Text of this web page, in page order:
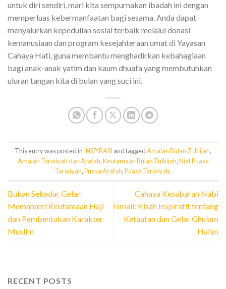
untuk diri sendiri, mari kita sempurnakan ibadah ini dengan
memperluas kebermanfaatan bagi sesama. Anda dapat
menyalurkan kepedulian sosial terbaik melalui donasi
kemanusiaan dan program kesejahteraan umat di Yayasan
Cahaya Hati, guna membantu menghadirkan kebahagiaan
bagi anak-anak yatim dan kaum dhuafa yang membutuhkan
uluran tangan kita di bulan yang suci ini.
This entry was posted in INSPIRASI and taggedAmalan Bulan Zulhijah,
Amalan Tarwiyah dan Arafah,Keutamaan Bulan Zulhijah,Niat Puasa
Tarwiyah,Puasa Arafah,Puasa Tarwiyah.
Bukan Sekadar Gelar:
Memahami Keutamaan Haji
dan Pembentukan Karakter
Muslim
Cahaya Kesabaran Nabi
Ismail: Kisah Inspiratif tentang
Ketaatan dan Gelar Ghulam
Halim
RECENT POSTS